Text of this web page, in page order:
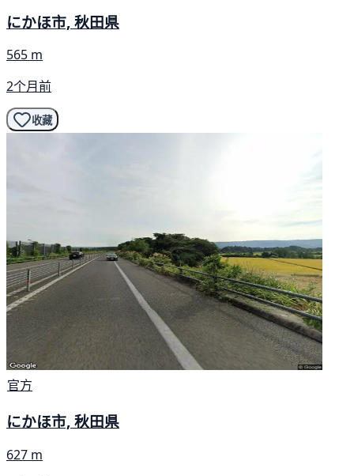
にかほ市, 秋田県
565 m
2个月前
收藏
官方
にかほ市, 秋田県
627 m